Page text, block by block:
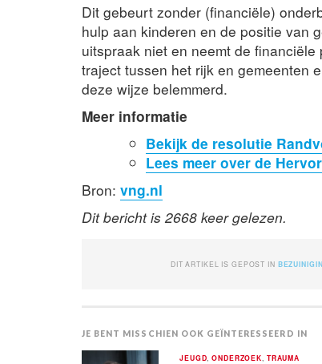
Dit gebeurt zonder (financiële)
hulp aan kinderen en de positie van
uitspraak niet en neemt de
traject tussen het rijk en gemeenten
deze wijze belemmerd.
Meer informatie
Bekijk de resolutie
Lees meer over de
Bron: vng.nl
Dit bericht is 2668 keer gelezen.
DIT ARTIKEL IS GEPOST IN
JE BENT MISSCHIEN OOK GEÏNTERESSEERD IN
JEUGD ,ONDERZOEK TRAUMA